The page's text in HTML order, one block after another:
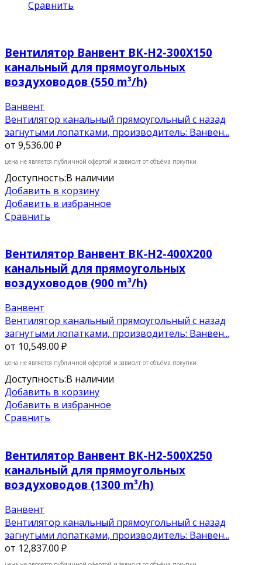
Сравнить
Вентилятор Ванвент ВК-Н2-300Х150
канальный для прямоугольных
воздуховодов (550 m³/h)
Ванвент
Вентилятор канальный прямоугольный с назад
загнутыми лопатками, производитель: Ванвен...
от 9,536.00 ₽
цена не является публичной офертой и зависит от объёма покупки
Доступность:В наличии
Добавить в корзину
Добавить в избранное
Сравнить
Вентилятор Ванвент ВК-Н2-400Х200
канальный для прямоугольных
воздуховодов (900 m³/h)
Ванвент
Вентилятор канальный прямоугольный с назад
загнутыми лопатками, производитель: Ванвен...
от 10,549.00 ₽
цена не является публичной офертой и зависит от объёма покупки
Доступность:В наличии
Добавить в корзину
Добавить в избранное
Сравнить
Вентилятор Ванвент ВК-Н2-500Х250
канальный для прямоугольных
воздуховодов (1300 m³/h)
Ванвент
Вентилятор канальный прямоугольный с назад
загнутыми лопатками, производитель: Ванвен...
от 12,837.00 ₽